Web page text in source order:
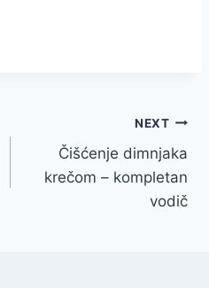
NEXT
Čišćenje dimnjaka
krečom – kompletan
vodič